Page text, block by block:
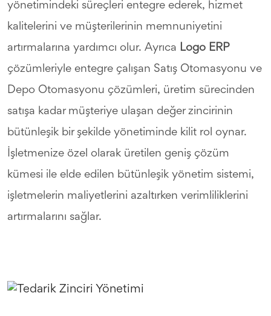
yönetimindeki süreçleri entegre ederek, hizmet
kalitelerini ve müşterilerinin memnuniyetini
artırmalarına yardımcı olur. Ayrıca Logo ERP
çözümleriyle entegre çalışan Satış Otomasyonu ve
Depo Otomasyonu çözümleri, üretim sürecinden
satışa kadar müşteriye ulaşan değer zincirinin
bütünleşik bir şekilde yönetiminde kilit rol oynar.
İşletmenize özel olarak üretilen geniş çözüm
kümesi ile elde edilen bütünleşik yönetim sistemi,
işletmelerin maliyetlerini azaltırken verimliliklerini
artırmalarını sağlar.